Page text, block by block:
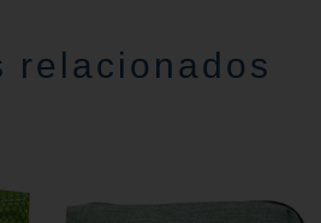
relacionados